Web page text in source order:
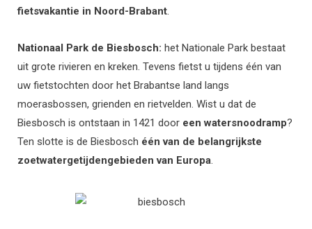
fietsvakantie in Noord-Brabant.
Nationaal Park de Biesbosch: het Nationale Park bestaat
uit grote rivieren en kreken. Tevens fietst u tijdens één van
uw fietstochten door het Brabantse land langs
moerasbossen, grienden en rietvelden. Wist u dat de
Biesbosch is ontstaan in 1421 door een watersnoodramp?
Ten slotte is de Biesbosch één van de belangrijkste
zoetwatergetijdengebieden van Europa.